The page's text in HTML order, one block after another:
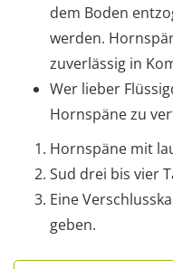
dem Boden
werden.
zuverlässig in
Wer lieber
Hornspäne zu
Hornspäne mit
Sud drei bis vier
Eine
geben.